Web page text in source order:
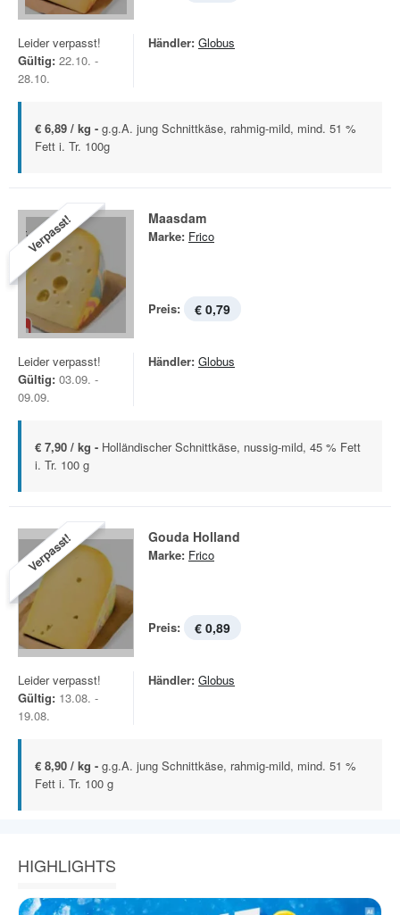
Leider verpasst!
Gültig: 22.10. -
28.10.
Händler: Globus
€ 6,89 / kg - g.g.A. jung Schnittkäse, rahmig-mild, mind. 51 %
Fett i. Tr. 100g
Verpasst! Maasdam
Marke: Frico
Preis: € 0,79
Leider verpasst!
Gültig: 03.09. -
09.09.
Händler: Globus
€ 7,90 / kg - Holländischer Schnittkäse, nussig-mild, 45 % Fett
i. Tr. 100 g
Verpasst! Gouda Holland
Marke: Frico
Preis: € 0,89
Leider verpasst!
Gültig: 13.08. -
19.08.
Händler: Globus
€ 8,90 / kg - g.g.A. jung Schnittkäse, rahmig-mild, mind. 51 %
Fett i. Tr. 100 g
HIGHLIGHTS